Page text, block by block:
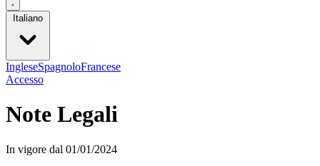
Italiano
IngleseSpagnoloFrancese
Accesso
Note Legali
In vigore dal 01/01/2024